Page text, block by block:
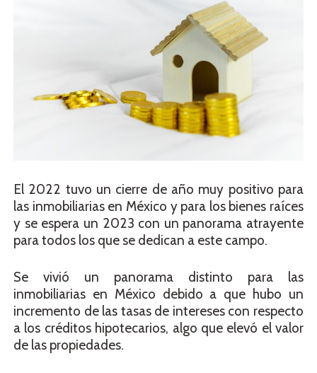
El 2022 tuvo un cierre de año muy positivo para
las inmobiliarias en México y para los bienes raíces
y se espera un 2023 con un panorama atrayente
para todos los que se dedican a este campo.
Se vivió un panorama distinto para las
inmobiliarias en México debido a que hubo un
incremento de las tasas de intereses con respecto
a los créditos hipotecarios, algo que elevó el valor
de las propiedades.